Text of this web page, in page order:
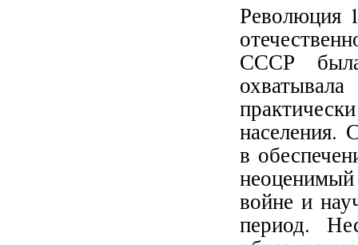
Революция
СССР
населения.
в
войне и
период.